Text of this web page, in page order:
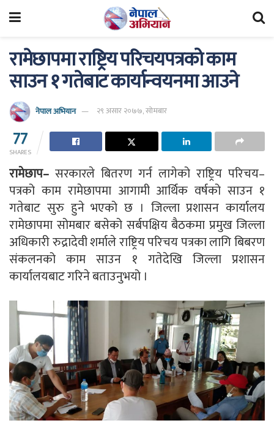
रामेछापमा राष्ट्रिय परिचयपत्रको काम
साउन १ गतेबाट कार्यान्वयनमा आउने
नेपाल अभियान २९ असार २०७७, सोमबार
77
SHARES
रामेछाप– सरकारले बितरण गर्न लागेको राष्ट्रिय परिचय–
पत्रको काम रामेछापमा आगामी आर्थिक वर्षको साउन १
गतेबाट सुरु हुने भएको छ । जिल्ला प्रशासन कार्यालय
रामेछापमा सोमबार बसेको सर्बपक्षिय बैठकमा प्रमुख जिल्ला
अधिकारी रुद्रादेवी शर्माले राष्ट्रिय परिचय पत्रका लागि बिबरण
संकलनको काम साउन १ गतेदेखि जिल्ला प्रशासन
कार्यालयबाट गरिने बताउनुभयो ।